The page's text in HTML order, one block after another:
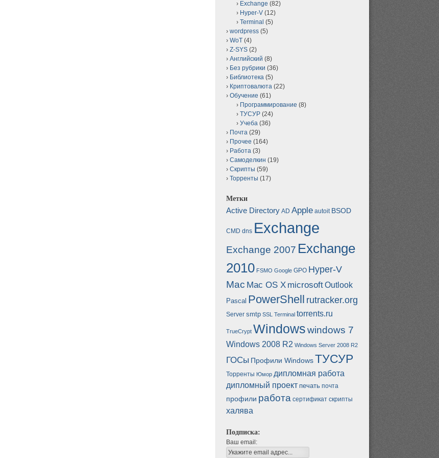
Exchange (82)
Hyper-V (12)
Terminal (5)
wordpress (5)
WoT (4)
Z-SYS (2)
Английский (8)
Без рубрики (36)
Библиотека (5)
Криптовалюта (22)
Обучение (61)
Программирование (8)
ТУСУР (24)
Учеба (36)
Почта (29)
Прочее (164)
Работа (3)
Самоделкин (19)
Скрипты (59)
Торренты (17)
Метки
Active Directory AD Apple autoit BSOD
CMD dns Exchange
Exchange 2007 Exchange
2010 FSMO Google GPO Hyper-V
Mac Mac OS X microsoftOutlook
Pascal PowerShell rutracker.org
Server smtp SSL Terminal torrents.ru
TrueCrypt Windowswindows 7
Windows 2008 R2 Windows Server 2008 R2
ГОСы Профили WindowsТУСУР
Торренты Юмор дипломная работа
дипломный проект печать почта
профили работа сертификат скрипты
халява
Подписка:
Ваш email: